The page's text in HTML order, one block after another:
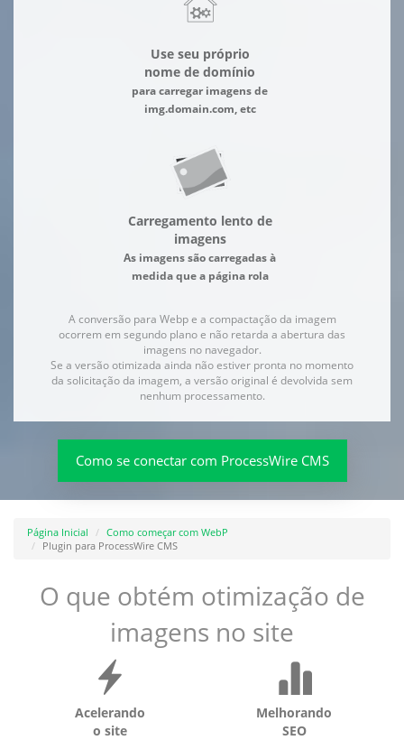
Use seu próprio
nome de domínio
para carregar imagens de
img.domain.com, etc
Carregamento lento de
imagens
As imagens são carregadas à
medida que a página rola
A conversão para Webp e a compactação da imagem
ocorrem em segundo plano e não retarda a abertura das
imagens no navegador.
Se a versão otimizada ainda não estiver pronta no momento
da solicitação da imagem, a versão original é devolvida sem
nenhum processamento.
Como se conectar com ProcessWire CMS
Página Inicial
Como começar com WebP
Plugin para ProcessWire CMS
O que obtém otimização de
imagens no site
Acelerando
o site
Melhorando
SEO